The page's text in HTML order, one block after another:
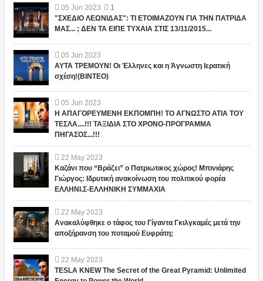
05 Jun 2023
1
"ΣΧΕΔΙΟ ΛΕΩΝΙΔΑΣ": ΤΙ ΕΤΟΙΜΑΖΟΥΝ ΓΙΑ ΤΗΝ ΠΑΤΡΙΔΑ
ΜΑΣ... ; ΔΕΝ ΤΑ ΕΙΠΕ ΤΥΧΑΙΑ ΣΤΙΣ 13/11/2015...
05 Jun 2023
ΑΥΤΑ ΤΡΕΜΟΥΝ! Οι Έλληνες και η Άγνωστη Ιερατική
σχέση!(ΒΙΝΤΕΟ)
05 Jun 2023
Η ΑΠΑΓΟΡΕΥΜΕΝΗ ΕΚΠΟΜΠΗ! ΤΟ ΑΓΝΩΣΤΟ ΑΤΙΑ ΤΟΥ
ΤΕΣΛΑ....!!! ΤΑΞΙΔΙΑ ΣΤΟ ΧΡΟΝΟ-ΠΡΟΓΡΑΜΜΑ
ΠΗΓΑΣΟΣ...!!!
22 May 2023
Καζάνι που “Βράζει” ο Πατριωτικος χώρος! Μπινιάρης
Γιώργος: Ιδρυτική ανακοίνωση του πολιτικού φορέα
ΕΛΛΗΝΙ.Σ-ΕΛΛΗΝΙΚΗ ΣΥΜΜΑΧΙΑ
22 May 2023
Ανακαλύφθηκε ο τάφος του Γίγαντα Γκιλγκαμές μετά την
αποξήρανση του ποταμού Ευφράτη;
22 May 2023
TESLA KNEW The Secret of the Great Pyramid: Unlimited